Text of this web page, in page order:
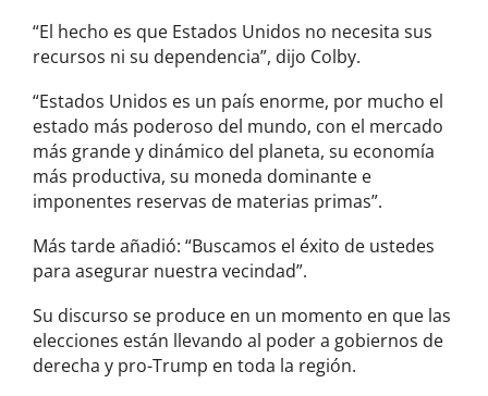
“El hecho es que Estados Unidos no necesita sus
recursos ni su dependencia”, dijo Colby.
“Estados Unidos es un país enorme, por mucho el
estado más poderoso del mundo, con el mercado
más grande y dinámico del planeta, su economía
más productiva, su moneda dominante e
imponentes reservas de materias primas”.
Más tarde añadió: “Buscamos el éxito de ustedes
para asegurar nuestra vecindad”.
Su discurso se produce en un momento en que las
elecciones están llevando al poder a gobiernos de
derecha y pro-Trump en toda la región.